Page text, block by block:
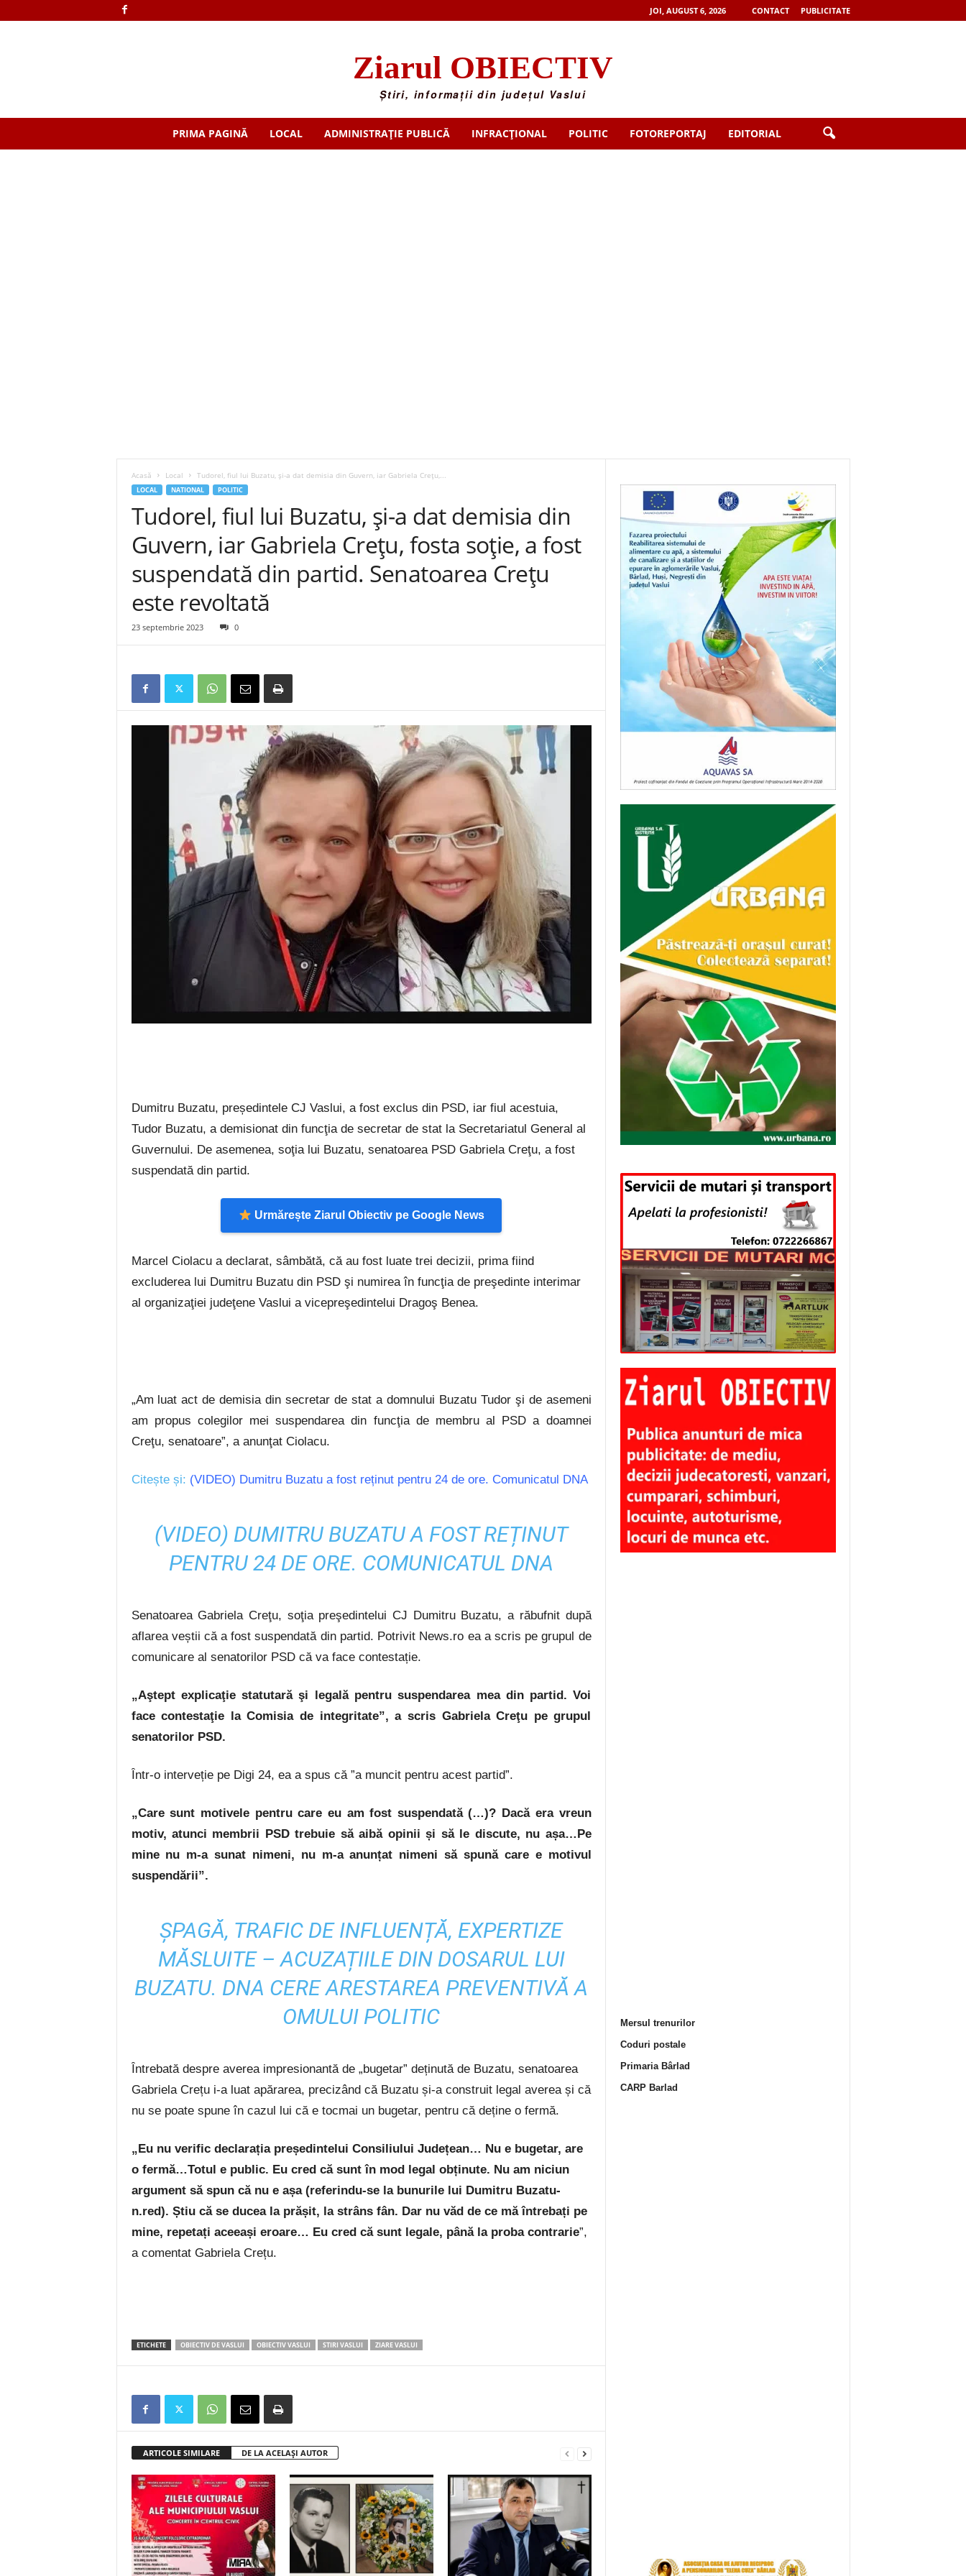
JOI, AUGUST 6, 2026 CONTACT PUBLICITATE
Ziarul OBIECTIV
Știri, informații din județul Vaslui
PRIMA PAGINĂ LOCAL ADMINISTRAȚIE PUBLICĂ INFRACȚIONAL POLITIC FOTOREPORTAJ EDITORIAL
Acasă Local Tudorel, fiul lui Buzatu, și-a dat demisia din Guvern, iar Gabriela Crețu,...
LOCAL NATIONAL POLITIC
Tudorel, fiul lui Buzatu, și-a dat demisia din
Guvern, iar Gabriela Crețu, fosta soție, a fost
suspendată din partid. Senatoarea Crețu
este revoltată
23 septembrie 2023 0
Dumitru Buzatu, președintele CJ Vaslui, a fost exclus din PSD, iar fiul acestuia,
Tudor Buzatu, a demisionat din funcţia de secretar de stat la Secretariatul General al
Guvernului. De asemenea, soţia lui Buzatu, senatoarea PSD Gabriela Creţu, a fost
suspendată din partid.
Urmărește Ziarul Obiectiv pe Google News
Marcel Ciolacu a declarat, sâmbătă, că au fost luate trei decizii, prima fiind
excluderea lui Dumitru Buzatu din PSD şi numirea în funcţia de preşedinte interimar
al organizaţiei judeţene Vaslui a vicepreşedintelui Dragoş Benea.
„Am luat act de demisia din secretar de stat a domnului Buzatu Tudor şi de asemeni
am propus colegilor mei suspendarea din funcţia de membru al PSD a doamnei
Creţu, senatoare”, a anunţat Ciolacu.
Citește și: (VIDEO) Dumitru Buzatu a fost reținut pentru 24 de ore. Comunicatul DNA
(VIDEO) DUMITRU BUZATU A FOST REȚINUT
PENTRU 24 DE ORE. COMUNICATUL DNA
Senatoarea Gabriela Creţu, soţia preşedintelui CJ Dumitru Buzatu, a răbufnit după
aflarea veștii că a fost suspendată din partid. Potrivit News.ro ea a scris pe grupul de
comunicare al senatorilor PSD că va face contestație.
„Aştept explicaţie statutară şi legală pentru suspendarea mea din partid. Voi
face contestaţie la Comisia de integritate”, a scris Gabriela Creţu pe grupul
senatorilor PSD.
Într-o interveție pe Digi 24, ea a spus că ”a muncit pentru acest partid”.
„Care sunt motivele pentru care eu am fost suspendată (…)? Dacă era vreun
motiv, atunci membrii PSD trebuie să aibă opinii și să le discute, nu așa…Pe
mine nu m-a sunat nimeni, nu m-a anunțat nimeni să spună care e motivul
suspendării”.
ȘPAGĂ, TRAFIC DE INFLUENȚĂ, EXPERTIZE
MĂSLUITE – ACUZAȚIILE DIN DOSARUL LUI
BUZATU. DNA CERE ARESTAREA PREVENTIVĂ A
OMULUI POLITIC
Întrebată despre averea impresionantă de „bugetar” deținută de Buzatu, senatoarea
Gabriela Crețu i-a luat apărarea, precizând că Buzatu și-a construit legal averea și că
nu se poate spune în cazul lui că e tocmai un bugetar, pentru că deține o fermă.
„Eu nu verific declarația președintelui Consiliului Județean… Nu e bugetar, are
o fermă…Totul e public. Eu cred că sunt în mod legal obținute. Nu am niciun
argument să spun că nu e așa (referindu-se la bunurile lui Dumitru Buzatu-
n.red). Știu că se ducea la prășit, la strâns fân. Dar nu văd de ce mă întrebați pe
mine, repetați aceeași eroare… Eu cred că sunt legale, până la proba contrarie”,
a comentat Gabriela Crețu.
ETICHETE OBIECTIV DE VASLUI OBIECTIV VASLUI STIRI VASLUI ZIARE VASLUI
ARTICOLE SIMILARE DE LA ACELAȘI AUTOR
Mersul trenurilor
Coduri postale
Primaria Bârlad
CARP Barlad